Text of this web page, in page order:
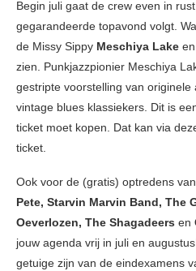
Begin juli gaat de crew even in
gegarandeerde topavond volgt.
de Missy Sippy Meschiya Lake en
zien. Punkjazzpionier Meschiya
gestripte voorstelling van
vintage blues klassiekers. Dit is
ticket moet kopen. Dat kan via
ticket.
Ook voor de (gratis) optredens van
Pete, Starvin Marvin Band, The
Oeverlozen, The Shagadeers en
jouw agenda vrij in juli en
getuige zijn van de eindexamens